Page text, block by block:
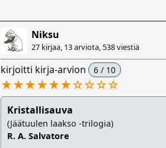
Niksu
27 kirjaa, 13 arviota,538 viestiä
kirjoitti kirja-arvion 6 / 10
★★★★★★☆☆☆☆
Kristallisauva
(Jäätuulen laakso -trilogia)
R. A. Salvatore